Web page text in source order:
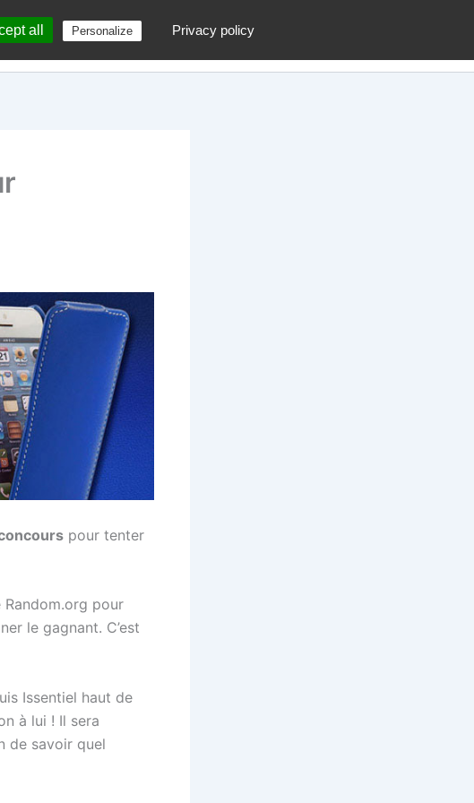
du blog Contactez moi ! Archives
pour tenter
Random.org pour
le gagnant. C’est
Issentiel haut de
à lui ! Il sera
de savoir quel
all Personalize Privacy policy